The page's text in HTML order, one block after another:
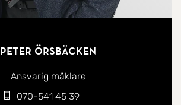
Peter Örsbäcken
Ansvarig mäklare
070-541 45 39